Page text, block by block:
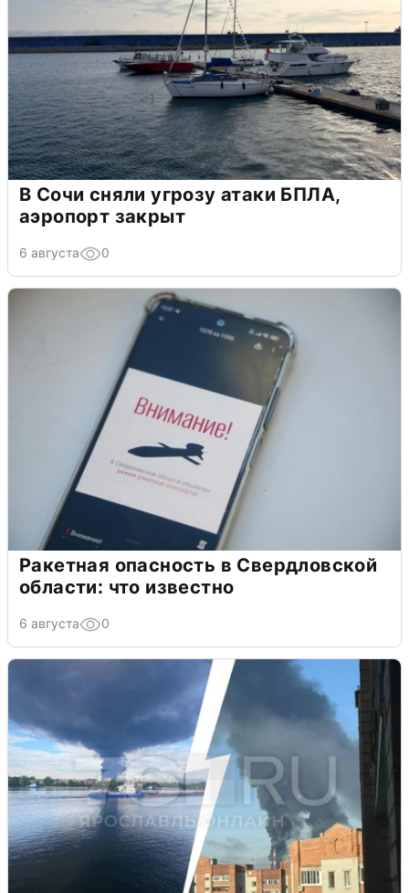
В Сочи сняли угрозу атаки БПЛА,
аэропорт закрыт
6 августа 0
Ракетная опасность в Свердловской
области: что известно
6 августа 0